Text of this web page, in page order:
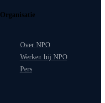
Organisatie
Over NPO
Werken bij NPO
Pers